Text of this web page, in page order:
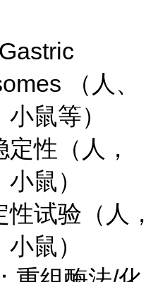
（人、
鼠等）
性（人，
鼠）
试验（人，
鼠）